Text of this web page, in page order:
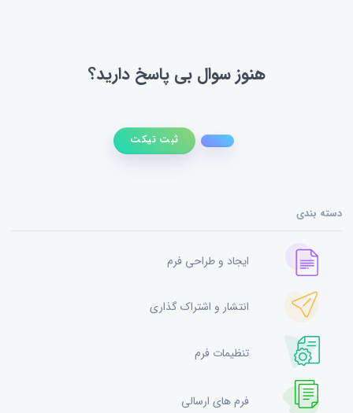
هنوز سوال بی پاسخ دارید؟
ثبت تیکت
دسته بندی
ایجاد و طراحی فرم
انتشار و اشتراک گذاری
تنظیمات فرم
فرم های ارسالی